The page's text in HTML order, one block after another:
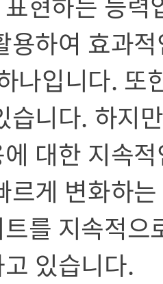
용하여 효과
나입니다. 또
습니다. 하지
대한 지속
르게 변화하
를 지속적
있습니다.